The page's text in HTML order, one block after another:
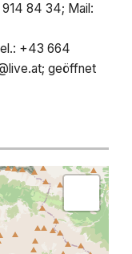
84 34; Mail:
+43 664
; geöffnet